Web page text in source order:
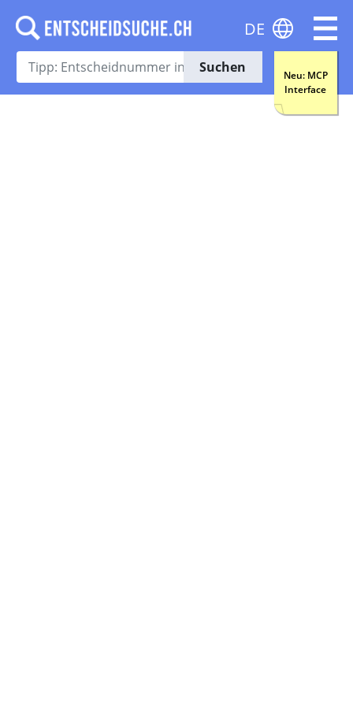
Suchen
Neu: MCP
Interface
DE